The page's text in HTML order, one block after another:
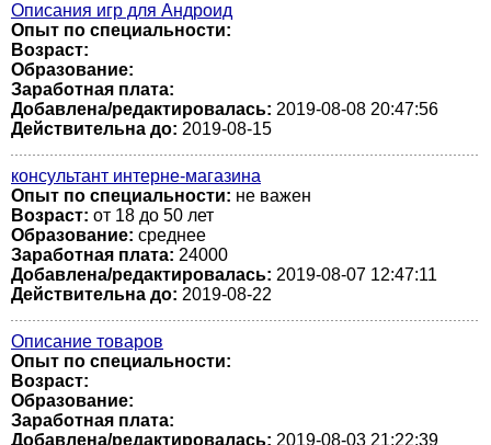
Описания игр для Андроид
Опыт по специальности:
Возраст:
Образование:
Заработная плата:
Добавлена/редактировалась: 2019-08-08 20:47:56
Действительна до: 2019-08-15
консультант интерне-магазина
Опыт по специальности: не важен
Возраст: от 18 до 50 лет
Образование: среднее
Заработная плата: 24000
Добавлена/редактировалась: 2019-08-07 12:47:11
Действительна до: 2019-08-22
Описание товаров
Опыт по специальности:
Возраст:
Образование:
Заработная плата:
Добавлена/редактировалась: 2019-08-03 21:22:39